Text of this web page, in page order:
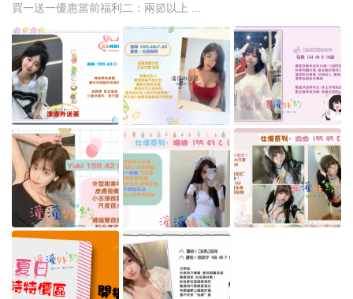
買一送一優惠當前福利二：兩節以上 ...